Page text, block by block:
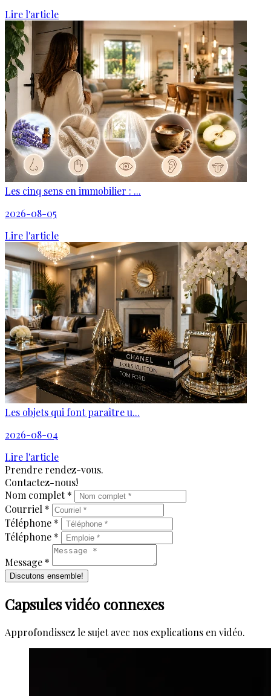
Lire l'article
Les cinq sens en immobilier : ...
2026-08-05
Lire l'article
Les objets qui font paraître u...
2026-08-04
Lire l'article
Prendre rendez-vous.
Contactez-nous!
Nom complet *
Courriel *
Téléphone *
Téléphone *
Message *
Discutons ensemble!
Capsules vidéo connexes
Approfondissez le sujet avec nos explications en vidéo.